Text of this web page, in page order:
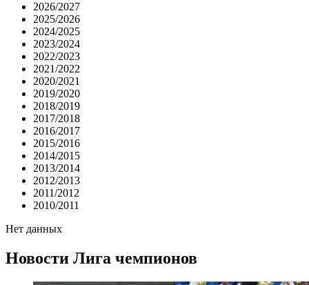
2026/2027
2025/2026
2024/2025
2023/2024
2022/2023
2021/2022
2020/2021
2019/2020
2018/2019
2017/2018
2016/2017
2015/2016
2014/2015
2013/2014
2012/2013
2011/2012
2010/2011
Нет данных
Новости Лига чемпионов